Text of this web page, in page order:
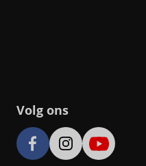
Volg ons